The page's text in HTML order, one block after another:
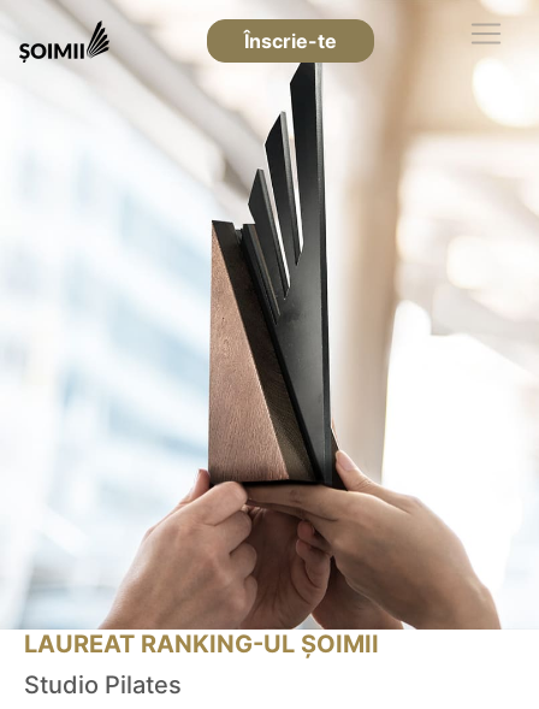
Înscrie-te
LAUREAT RANKING-UL ȘOIMII
Studio Pilates